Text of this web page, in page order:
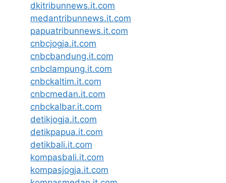
dkitribunnews.it.com
medantribunnews.it.com
papuatribunnews.it.com
cnbcjogja.it.com
cnbcbandung.it.com
cnbclampung.it.com
cnbckaltim.it.com
cnbcmedan.it.com
cnbckalbar.it.com
detikjogja.it.com
detikpapua.it.com
detikbali.it.com
kompasbali.it.com
kompasjogja.it.com